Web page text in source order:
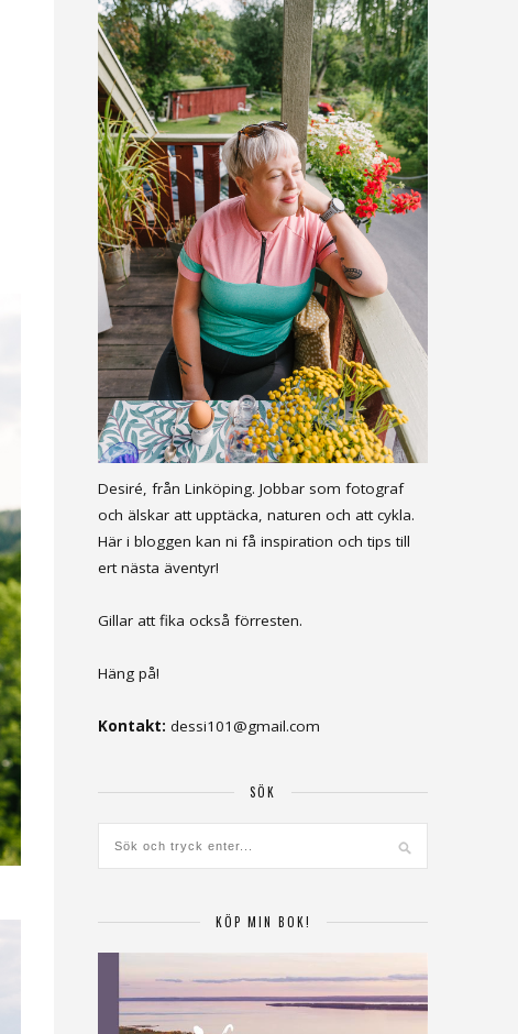
Desiré, från Linköping. Jobbar som fotograf
och älskar att upptäcka, naturen och att cykla.
Här i bloggen kan ni få inspiration och tips till
ert nästa äventyr!
Gillar att fika också förresten.
Häng på!
Kontakt: dessi101@gmail.com
SÖK
KÖP MIN BOK!